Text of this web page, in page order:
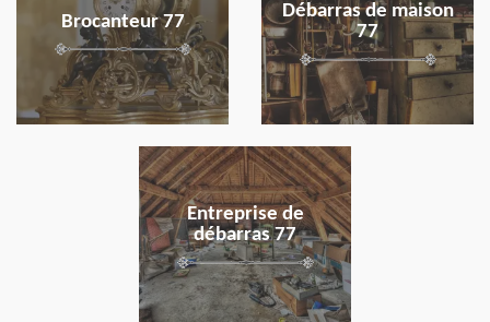
Brocanteur 77
Débarras de maison
77
Entreprise de
débarras 77
en savoir plus